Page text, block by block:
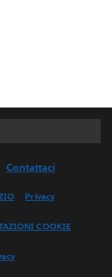
Contattaci
Privacy
COOKIE